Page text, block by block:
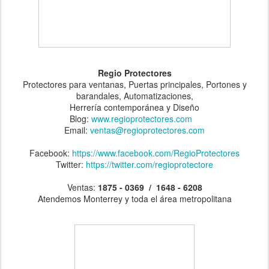
Regio Protectores
Protectores para ventanas, Puertas principales, Portones y
barandales, Automatizaciones,
Herrería contemporánea y Diseño
Blog: www.regioprotectores.com
Email: ventas@regioprotectores.com
Facebook: https://www.facebook.com/RegioProtectores
Twitter: https://twitter.com/regioprotectore
Ventas: 1875 - 0369 / 1648 - 6208
Atendemos Monterrey y toda el área metropolitana